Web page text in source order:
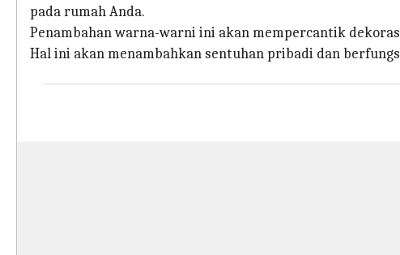
pada rumah Anda.
Penambahan warna-warni ini akan mempercantik
Hal ini akan menambahkan sentuhan pribadi dan